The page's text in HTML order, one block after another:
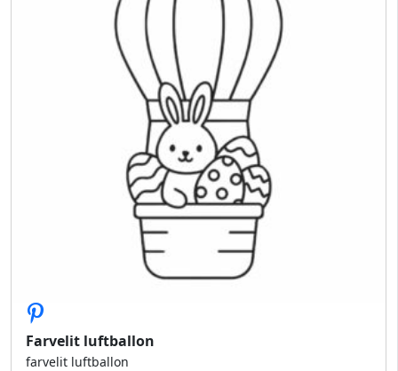
Farvelit luftballon
farvelit luftballon